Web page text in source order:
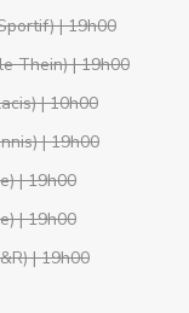
| 19h00
Thein) | 19h00
| 10h00
| 19h00
| 19h00
| 19h00
| 19h00